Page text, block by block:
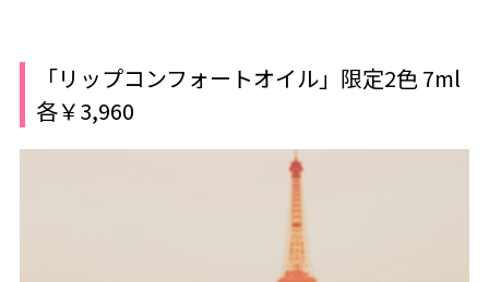
「リップコンフォートオイル」限定2色 7ml
各￥3,960